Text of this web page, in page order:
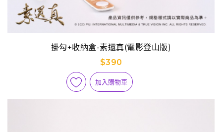
掛勾+收納盒-素還真(電影登山版)
$390
加入購物車